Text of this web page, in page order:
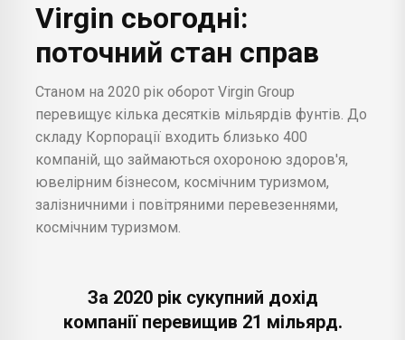
Virgin сьогодні:
поточний стан справ
Станом на 2020 рік оборот Virgin Group
перевищує кілька десятків мільярдів фунтів. До
складу Корпорації входить близько 400
компаній, що займаються охороною здоров'я,
ювелірним бізнесом, космічним туризмом,
залізничними і повітряними перевезеннями,
космічним туризмом.
За 2020 рік сукупний дохід
компанії перевищив 21 мільярд.